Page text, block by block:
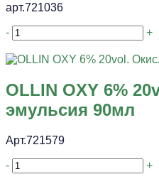
арт.721036
- +
OLLIN OXY 6%
эмульсия 90мл
Арт.721579
- +